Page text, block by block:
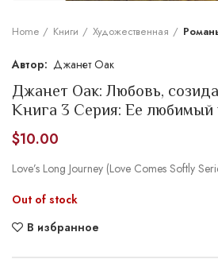
Home Книги Художественная
Джанет Оак
Джанет Оак: Любовь,
Книга 3 Серия: Ее любимый
$10.00
Love’s Long Journey (Love Comes Softly
Out of stock
В избранное